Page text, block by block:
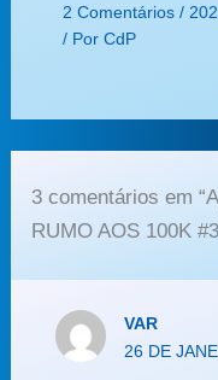
2 Comentários /
/ Por CdP
3 comentários em
RUMO AOS 100K
VAR
26 DE